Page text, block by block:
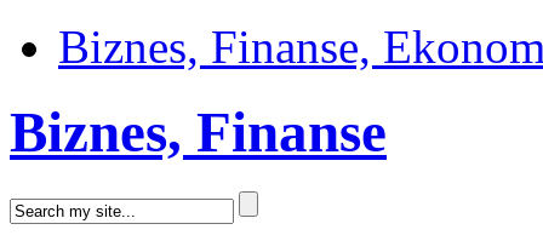
Biznes, Finanse,
Biznes, Finanse